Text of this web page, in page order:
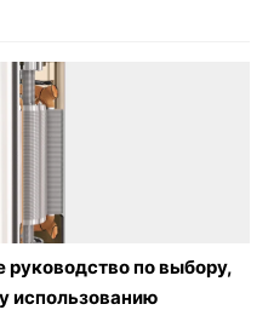
по выбору,
использованию